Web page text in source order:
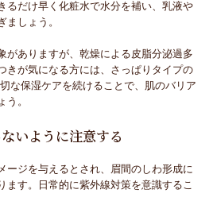
るだけ早く化粧水で水分を補い、乳液や
ましょう。
がありますが、乾燥による皮脂分泌過多
きが気になる方には、さっぱりタイプの
な保湿ケアを続けることで、肌のバリア
。
いように注意する
ージを与えるとされ、眉間のしわ形成に
ます。日常的に紫外線対策を意識するこ